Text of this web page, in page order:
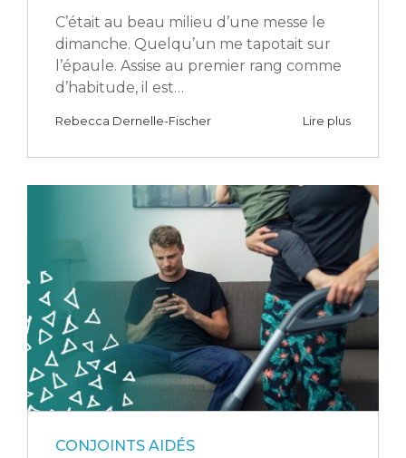
C’était au beau milieu d’une messe le
dimanche. Quelqu’un me tapotait sur
l’épaule. Assise au premier rang comme
d’habitude, il est…
Rebecca Dernelle-Fischer Lire plus
CONJOINTS AIDÉS